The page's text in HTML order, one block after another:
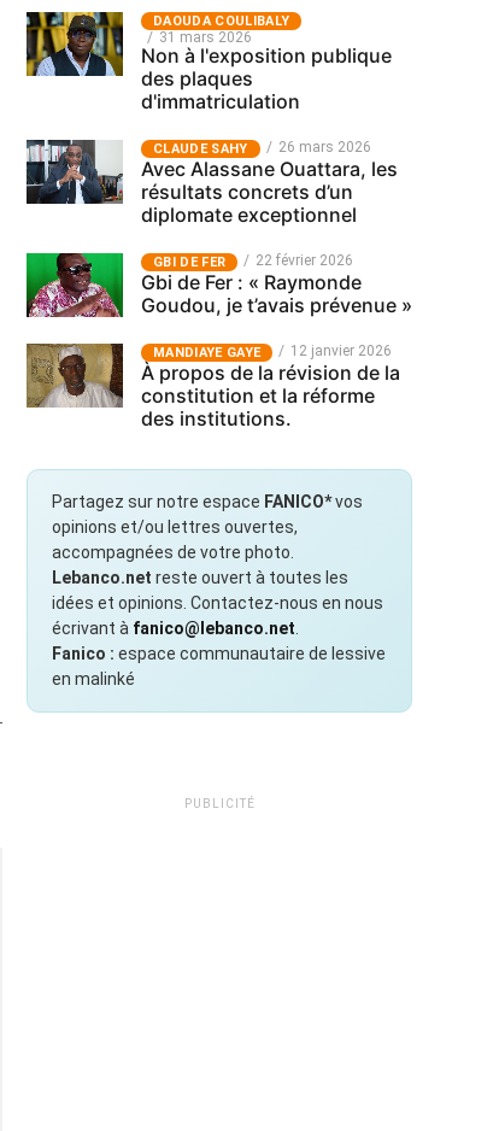
‎DAOUDA COULIBALY
31 mars 2026
Non à l'exposition publique
des plaques
d'immatriculation
CLAUDE SAHY 26 mars 2026
Avec Alassane Ouattara, les
résultats concrets d’un
diplomate exceptionnel
GBI DE FER 22 février 2026
Gbi de Fer : « Raymonde
Goudou, je t’avais prévenue »
MANDIAYE GAYE 12 janvier 2026
À propos de la révision de la
constitution et la réforme
des institutions.
Partagez sur notre espace FANICO*vos
opinions et/ou lettres ouvertes,
accompagnées de votre photo.
Lebanco.net reste ouvert à toutes les
idées et opinions. Contactez-nous en nous
écrivant à fanico@lebanco.net
Fanico : espace communautaire de lessive
en malinké
PUBLICITÉ